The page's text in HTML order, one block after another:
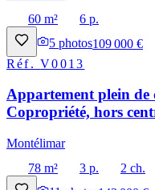
60 m²
6 p.
5 photos109 000 €
Réf.V0013
Appartement plein de
Copropriété, hors
Montélimar
78 m²
3 p.
2 ch.